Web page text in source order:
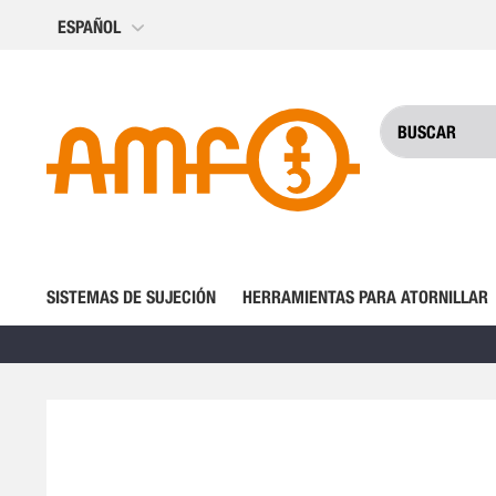
ESPAÑOL
SISTEMAS DE SUJECIÓN HERRAMIENTAS PARA ATORNILLAR